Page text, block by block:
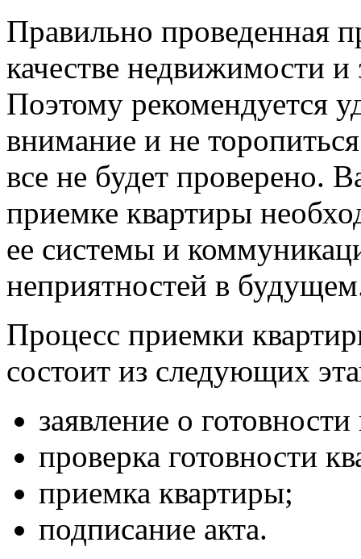
Правильно проведенная
качестве недвижимости
Поэтому рекомендуется
внимание и не
все не будет проверено.
приемке квартиры
ее системы и
неприятностей в
Процесс приемки
состоит из следующих
заявление о
проверка готовности
приемка квартиры;
подписание акта.